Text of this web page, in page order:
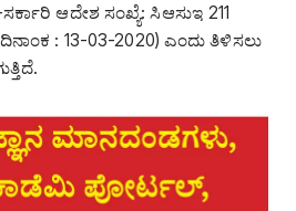
ಆದೇಶ ಸಂಖ್ಯೆ: ಸಿಆಸುಇ 211
: 13-03-2020) ಎಂದು ತಿಳಿಸಲು